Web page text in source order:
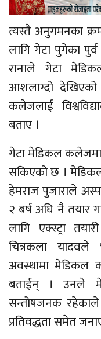
त्यस्तै अनुगमनका
लागि गेटा पुगेका
रानाले गेटा
आशलाग्दो
कलेजलाई
बताए ।
गेटा मेडिकल कलेजमा
सकिएको छ ।
हेमराज पुजाराले
२ बर्ष अघि नै तयार
लागि एक्स्ट्रा
चित्रकला
अवस्थामा मेडिकल
बताईन् । उनले
सन्तोषजनक
प्रतिवद्धता समेत